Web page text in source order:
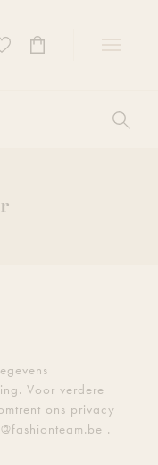
Toon
Voor verdere
ons privacy
.